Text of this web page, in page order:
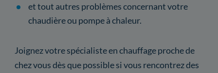
et tout autres problèmes concernant votre
chaudière ou pompe à chaleur.
Joignez votre spécialiste en chauffage proche de
chez vous dès que possible si vous rencontrez des